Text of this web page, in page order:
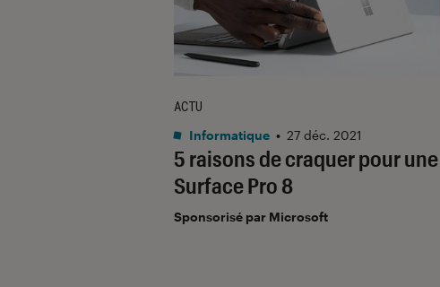
5 raisons de craquer pour une
Surface Pro 8
ACTU
Informatique • 27 déc. 2021
Sponsorisé par Microsoft